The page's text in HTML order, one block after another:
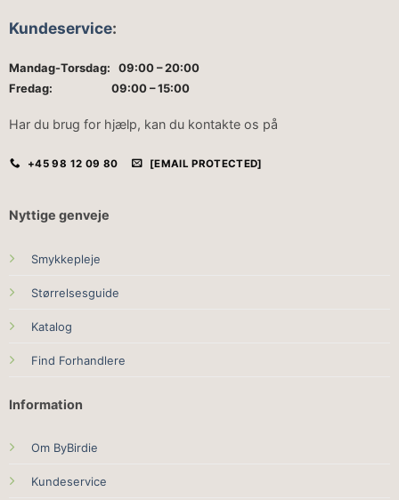
Kundeservice:
Mandag-Torsdag: 09:00 – 20:00
Fredag: 09:00 – 15:00
Har du brug for hjælp, kan du kontakte os på
+45 98 12 09 80 [EMAIL PROTECTED]
Nyttige genveje
Smykkepleje
Størrelsesguide
Katalog
Find Forhandlere
Information
Om ByBirdie
Kundeservice